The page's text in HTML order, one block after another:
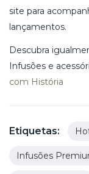
site para
lançamentos.
Descubra
Infusões e
com História
Etiquetas:
Infusões